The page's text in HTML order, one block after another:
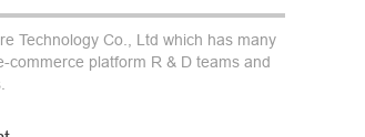
Technology Co., Ltd which has many
commerce platform R & D teams and